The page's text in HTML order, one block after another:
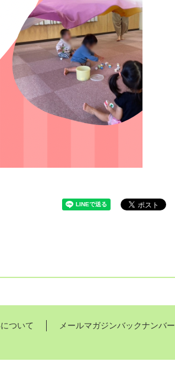
ついて
メールマガジンバックナンバー